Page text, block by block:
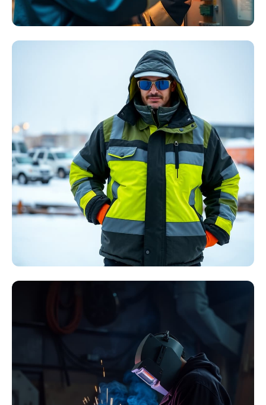
Störlichtbogen
Komplett-Sets
Winter Arbeitskleidung
Essentials